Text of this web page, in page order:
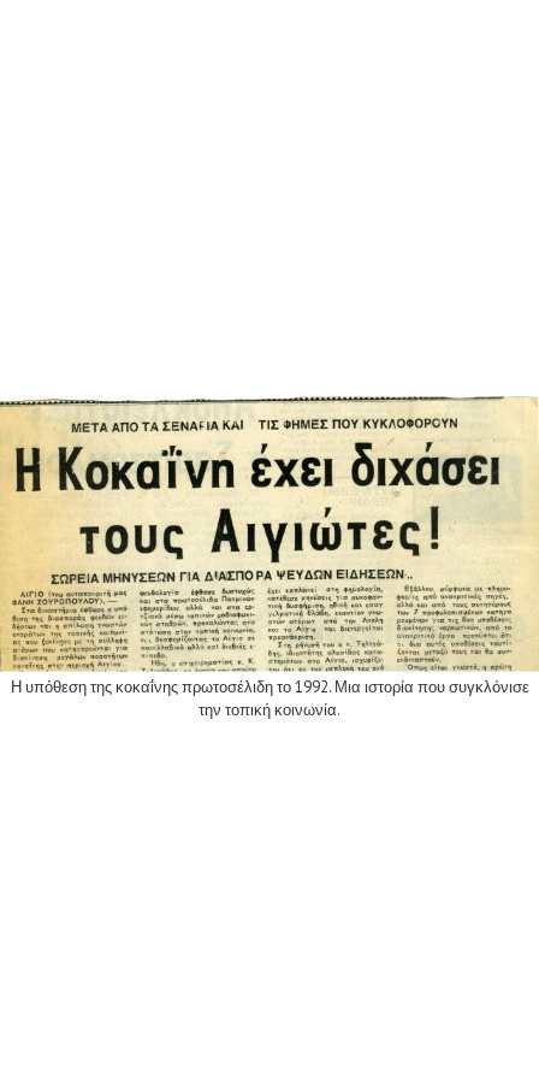
Η υπόθεση της κοκαΐνης πρωτοσέλιδη το 1992. Μια ιστορία που συγκλόνισε
την τοπική κοινωνία.